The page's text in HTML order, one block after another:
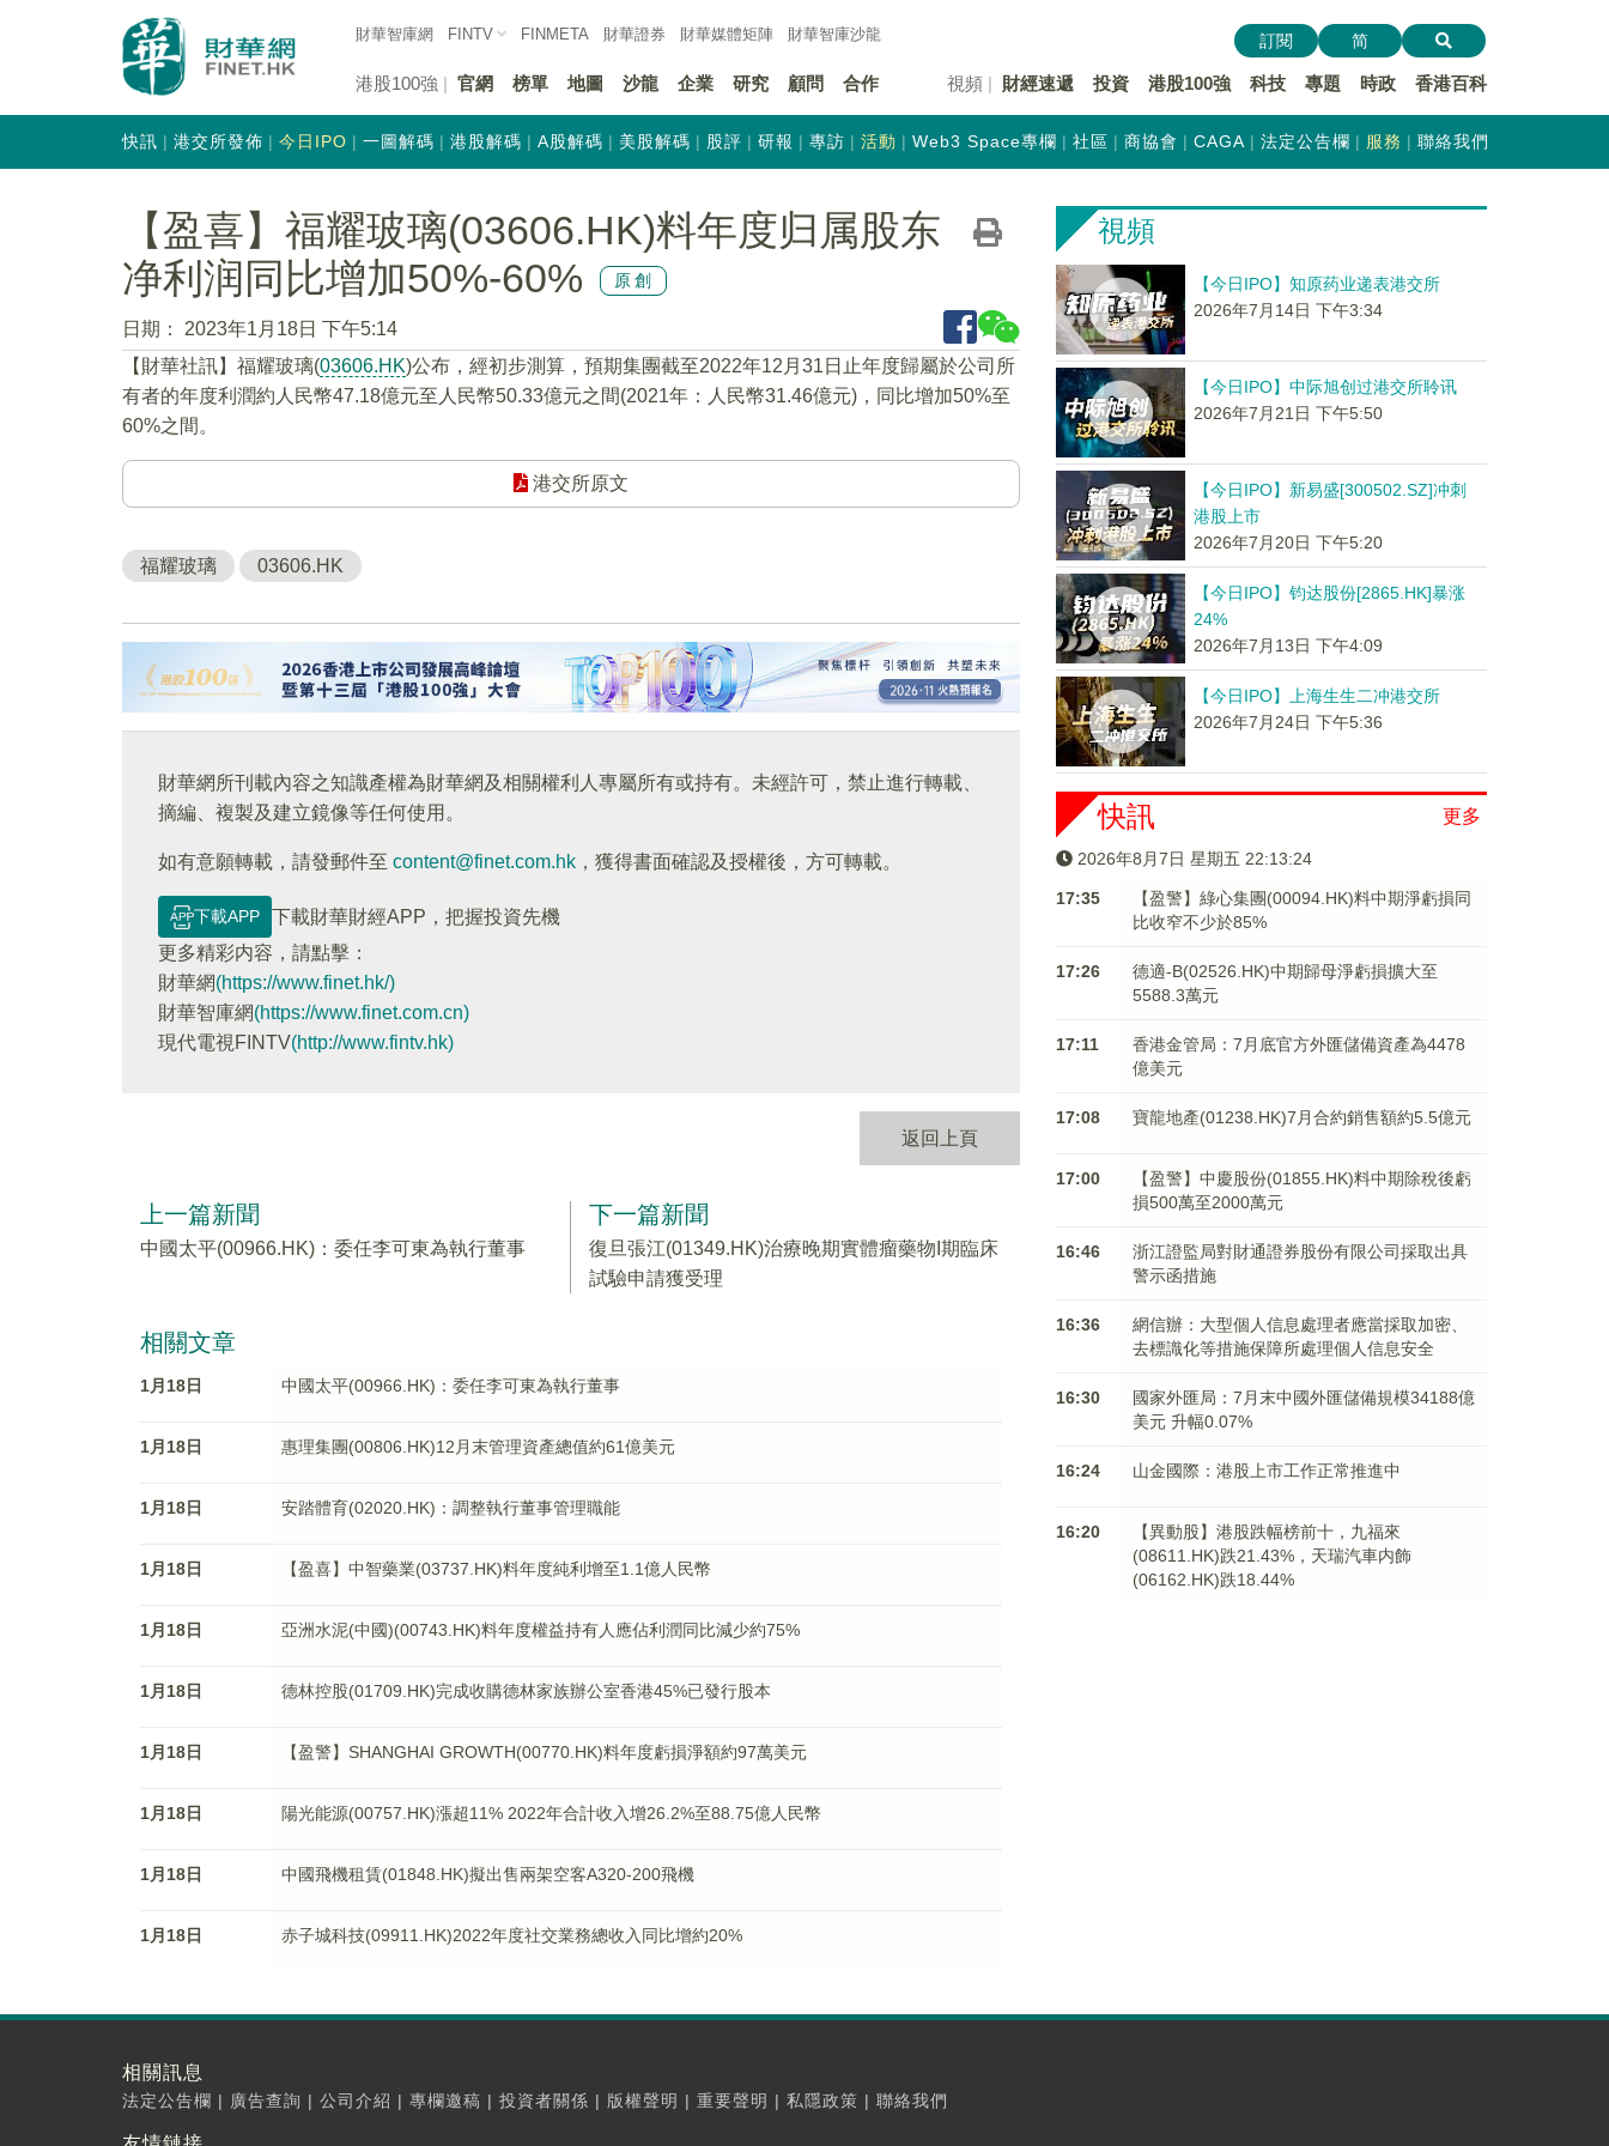
財華智庫網 FINTV FINMETA 財華證券 財華媒體矩陣 財華智庫沙龍
港股100強 官網 榜單 地圖 沙龍 企業 研究 顧問 合作 視頻 財經速遞 投資 港股100強 科技 專題 時政 香港百科
訂閱 简
快訊 港交所發佈 今日IPO 一圖解碼 港股解碼 A股解碼 美股解碼 股評 研報 專訪 活動 Web3 Space專欄 社區 商協會 CAGA 法定公告欄 服務 聯絡我們
【盈喜】福耀玻璃(03606.HK)料年度归属股东
净利润同比增加50%-60%
原創
日期：
2023年1月18日 下午5:14
【財華社訊】福耀玻璃(03606.HK)公布，經初步測算，預期集團截至2022年12月31日止年度歸屬於公司所
有者的年度利潤約人民幣47.18億元至人民幣50.33億元之間(2021年：人民幣31.46億元)，同比增加50%至
60%之間。
港交所原文
福耀玻璃 03606.HK
財華網所刊載內容之知識產權為財華網及相關權利人專屬所有或持有。未經許可，禁止進行轉載、
摘編、複製及建立鏡像等任何使用。
如有意願轉載，請發郵件至 content@finet.com.hk ，獲得書面確認及授權後，方可轉載。
下載APP
下載財華財經APP，把握投資先機
更多精彩内容，請點擊：
財華網(https://www.finet.hk/)
財華智庫網(https://www.finet.com.cn)
現代電視FINTV(http://www.fintv.hk)
返回上頁
上一篇新聞
中國太平(00966.HK)：委任李可東為執行董事
下一篇新聞
復旦張江(01349.HK)治療晚期實體瘤藥物I期臨床
試驗申請獲受理
相關文章
1月18日 中國太平(00966.HK)：委任李可東為執行董事
1月18日 惠理集團(00806.HK)12月末管理資產總值約61億美元
1月18日 安踏體育(02020.HK)：調整執行董事管理職能
1月18日 【盈喜】中智藥業(03737.HK)料年度純利增至1.1億人民幣
1月18日 亞洲水泥(中國)(00743.HK)料年度權益持有人應佔利潤同比減少約75%
1月18日 德林控股(01709.HK)完成收購德林家族辦公室香港45%已發行股本
1月18日 【盈警】SHANGHAI GROWTH(00770.HK)料年度虧損淨額約97萬美元
1月18日 陽光能源(00757.HK)漲超11% 2022年合計收入增26.2%至88.75億人民幣
1月18日 中國飛機租賃(01848.HK)擬出售兩架空客A320-200飛機
1月18日 赤子城科技(09911.HK)2022年度社交業務總收入同比增約20%
視頻
【今日IPO】知原药业递表港交所
2026年7月14日 下午3:34
【今日IPO】中际旭创过港交所聆讯
2026年7月21日 下午5:50
【今日IPO】新易盛[300502.SZ]冲刺
港股上市
2026年7月20日 下午5:20
【今日IPO】钧达股份[2865.HK]暴涨
24%
2026年7月13日 下午4:09
【今日IPO】上海生生二冲港交所
2026年7月24日 下午5:36
更多
快訊
2026年8月7日 星期五 22:13:24
17:35
【盈警】綠心集團(00094.HK)料中期淨虧損同
比收窄不少於85%
17:26
德適-B(02526.HK)中期歸母淨虧損擴大至
5588.3萬元
17:11
香港金管局：7月底官方外匯儲備資產為4478
億美元
17:08 寶龍地產(01238.HK)7月合約銷售額約5.5億元
17:00
【盈警】中慶股份(01855.HK)料中期除稅後虧
損500萬至2000萬元
16:46
浙江證監局對財通證券股份有限公司採取出具
警示函措施
16:36
網信辦：大型個人信息處理者應當採取加密、
去標識化等措施保障所處理個人信息安全
16:30
國家外匯局：7月末中國外匯儲備規模34188億
美元 升幅0.07%
16:24 山金國際：港股上市工作正常推進中
16:20
【異動股】港股跌幅榜前十，九福來
(08611.HK)跌21.43%，天瑞汽車内飾
(06162.HK)跌18.44%
相關訊息
法定公告欄 | 廣告查詢 | 公司介紹 | 專欄邀稿 | 投資者關係 | 版權聲明 | 重要聲明 | 私隱政策 | 聯絡我們